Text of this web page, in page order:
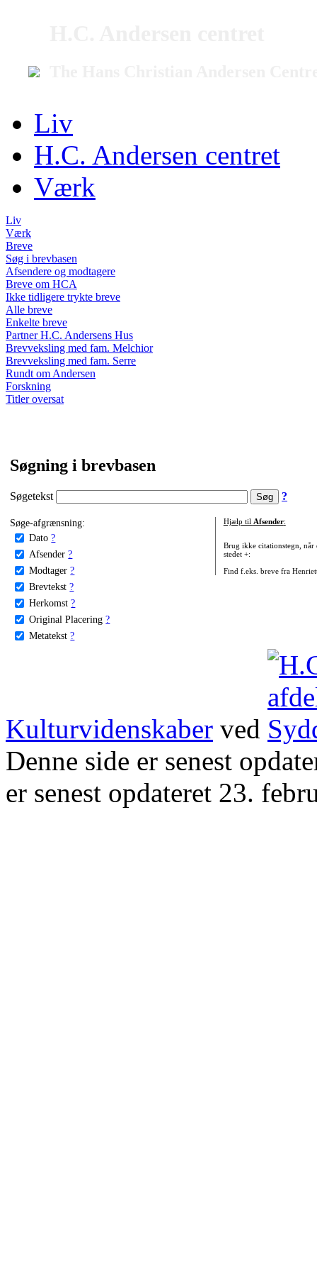
Liv
H.C. Andersen centret
Værk
Liv
Værk
Breve
Søg i brevbasen
Afsendere og modtagere
Breve om HCA
Ikke tidligere trykte breve
Alle breve
Enkelte breve
Partner H.C. Andersens Hus
Brevveksling med fam. Melchior
Brevveksling med fam. Serre
Rundt om Andersen
Forskning
Titler oversat
Søgning i brevbasen
Søgetekst ?
Søge-afgrænsning:
Dato ?
Afsender ?
Modtager ?
Brevtekst ?
Herkomst ?
Original Placering ?
Metatekst ?
Hjælp til Afsender:
Brug ikke citationstegn, når
stedet +:
Find f.eks. breve fra
Kulturvidenskaber ved
Denne side er senest
er senest opdateret 23.